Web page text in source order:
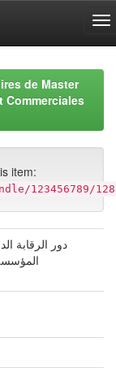
de Master
Commerciales
item:
123456789/
دور الرقابة